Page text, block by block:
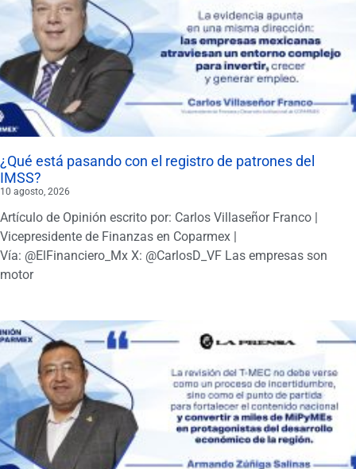
¿Qué está pasando con el registro de patrones del
IMSS?
10 agosto, 2026
Artículo de Opinión escrito por: Carlos Villaseñor Franco |
Vicepresidente de Finanzas en Coparmex |
Vía: @ElFinanciero_Mx X: @CarlosD_VF Las empresas son
motor